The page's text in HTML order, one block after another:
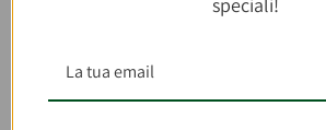
Con cosa abbinare